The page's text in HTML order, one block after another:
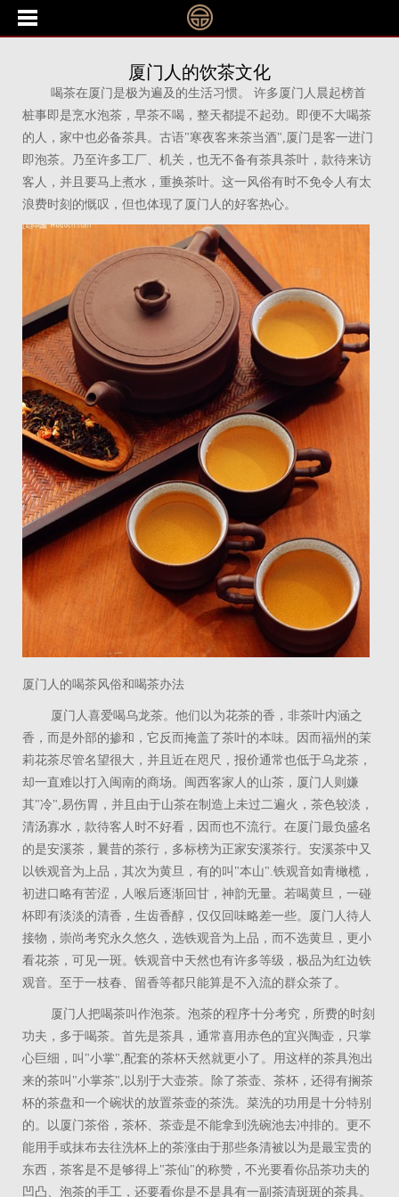
厦门人的饮茶文化
喝茶在厦门是极为遍及的生活习惯。 许多厦门人晨起榜首
桩事即是烹水泡茶，早茶不喝，整天都提不起劲。即便不大喝茶
的人，家中也必备茶具。古语"寒夜客来茶当酒",厦门是客一进门
即泡茶。乃至许多工厂、机关，也无不备有茶具茶叶，款待来访
客人，并且要马上煮水，重换茶叶。这一风俗有时不免令人有太
浪费时刻的慨叹，但也体现了厦门人的好客热心。
厦门人的喝茶风俗和喝茶办法
厦门人喜爱喝乌龙茶。他们以为花茶的香，非茶叶内涵之
香，而是外部的掺和，它反而掩盖了茶叶的本味。因而福州的茉
莉花茶尽管名望很大，并且近在咫尺，报价通常也低于乌龙茶，
却一直难以打入闽南的商场。闽西客家人的山茶，厦门人则嫌
其"冷",易伤胃，并且由于山茶在制造上未过二遍火，茶色较淡，
清汤寡水，款待客人时不好看，因而也不流行。在厦门最负盛名
的是安溪茶，曩昔的茶行，多标榜为正家安溪茶行。安溪茶中又
以铁观音为上品，其次为黄旦，有的叫"本山".铁观音如青橄榄，
初进口略有苦涩，人喉后逐渐回甘，神韵无量。若喝黄旦，一碰
杯即有淡淡的清香，生齿香醇，仅仅回味略差一些。厦门人待人
接物，崇尚考究永久悠久，选铁观音为上品，而不选黄旦，更小
看花茶，可见一斑。铁观音中天然也有许多等级，极品为红边铁
观音。至于一枝春、留香等都只能算是不入流的群众茶了。
厦门人把喝茶叫作泡茶。泡茶的程序十分考究，所费的时刻
功夫，多于喝茶。首先是茶具，通常喜用赤色的宜兴陶壶，只掌
心巨细，叫"小掌",配套的茶杯天然就更小了。用这样的茶具泡出
来的茶叫"小掌茶",以别于大壶茶。除了茶壶、茶杯，还得有搁茶
杯的茶盘和一个碗状的放置茶壶的茶洗。菜洗的功用是十分特别
的。以厦门茶俗，茶杯、茶壶是不能拿到洗碗池去冲排的。更不
能用手或抹布去往洗杯上的茶涨由于那些条清被以为是最宝贵的
东西，茶客是不是够得上"茶仙"的称赞，不光要看你品茶功夫的
凹凸、泡茶的手工，还要看你是不是具有一副茶清斑斑的茶具。